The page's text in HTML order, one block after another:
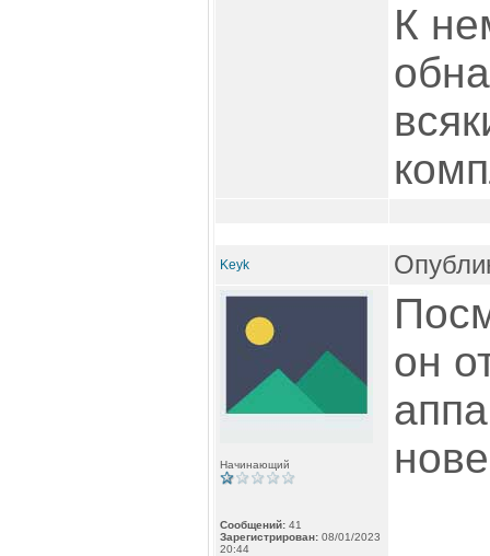
К
Keyk
Начинающий
Сообщений: 41
Зарегистрирован: 08/01/2023
20:44
он